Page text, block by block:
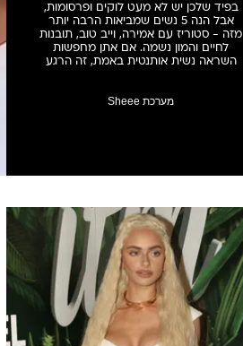
בפיד שלכן יש לא מעט לוקים ופרסומות,
אבל הנה 5 נשים שמביאות הרבה יותר
מזה - סטוריז עם אמירה, וייב טוב, תובנות
לחיים והמון נשמה. אם אתן מחפשות
השראה נשית אותנטית באמת, זה הרגע
מערכת Sheee